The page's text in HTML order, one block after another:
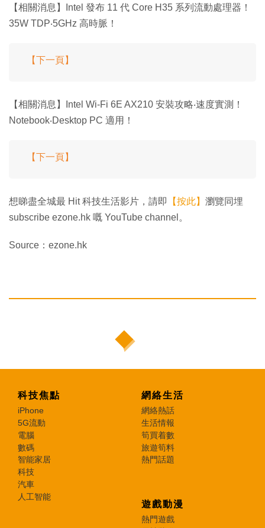
【相關消息】Intel 發布 11 代 Core H35 系列流動處理器！
35W TDP‧5GHz 高時脈！
【下一頁】
【相關消息】Intel Wi-Fi 6E AX210 安裝攻略‧速度實測！
Notebook‧Desktop PC 適用！
【下一頁】
想睇盡全城最 Hit 科技生活影片，請即 【按此】 瀏覽同埋
subscribe ezone.hk 嘅 YouTube channel。
Source：ezone.hk
科技焦點
iPhone
5G流動
電腦
數碼
智能家居
科技
汽車
人工智能
網絡生活
網絡熱話
生活情報
筍買着數
旅遊筍料
熱門話題
遊戲動漫
熱門遊戲